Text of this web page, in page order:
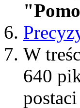
W
640